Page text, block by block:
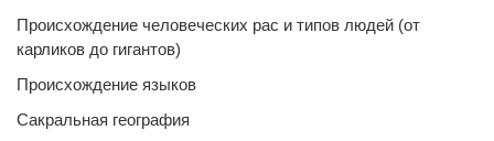
Происхождение человеческих рас и типов людей (от
карликов до гигантов)
Происхождение языков
Сакральная география